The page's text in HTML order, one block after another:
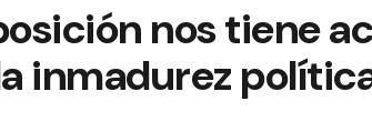
nos tiene
inmadurez